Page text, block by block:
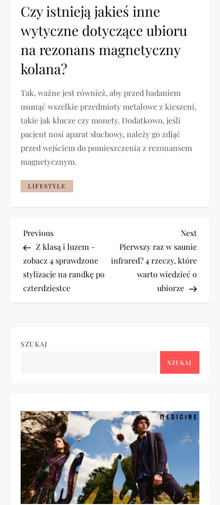
Czy istnieją jakieś inne
wytyczne dotyczące ubioru
na rezonans magnetyczny
kolana?
Tak, ważne jest również, aby przed badaniem
usunąć wszelkie przedmioty metalowe z kieszeni,
takie jak klucze czy monety. Dodatkowo, jeśli
pacjent nosi aparat słuchowy, należy go zdjąć
przed wejściem do pomieszczenia z rezonansem
magnetycznym.
LIFESTYLE
N
a
w
a
a
w
p
i
Previous
Post
Previous
Z klasą i luzem –
zobacz 4 sprawdzone
stylizacje na randkę po
czterdziestce
Next
Post
Next
Pierwszy raz w saunie
infrared? 4 rzeczy, które
warto wiedzieć o
ubiorze
SZUKAJ
SZUKAJ